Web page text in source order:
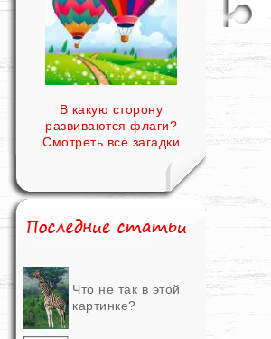
В какую сторону
развиваются флаги?
Смотреть все загадки
Что не так в этой
картинке?